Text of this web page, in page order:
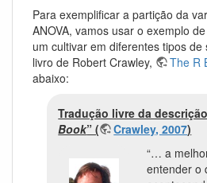
Para exemplificar a partição da
ANOVA, vamos usar o exemplo
um cultivar em diferentes tipos
livro de Robert Crawley,
The R
abaixo:
Tradução livre da
Book” ( Crawley, 2007)
“… a
entender o